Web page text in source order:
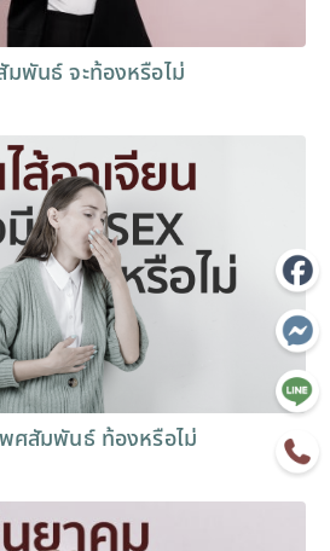
พันธ์ จะท้องหรือไม่
ศสัมพันธ์ ท้องหรือไม่